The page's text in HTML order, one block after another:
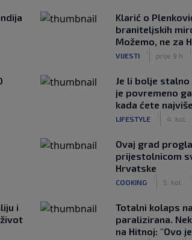
Klarić o
braniteljskih
Možemo, ne za
VIJESTI prije 9 h
Je li bolje
je povremeno
kada ćete
LIFESTYLE 4. kol.
Ovaj grad
prijestolnicom
Hrvatske
COOKING 5. kol.
i
Totalni kolaps
paralizirana.
na Hitnoj: "Ovo